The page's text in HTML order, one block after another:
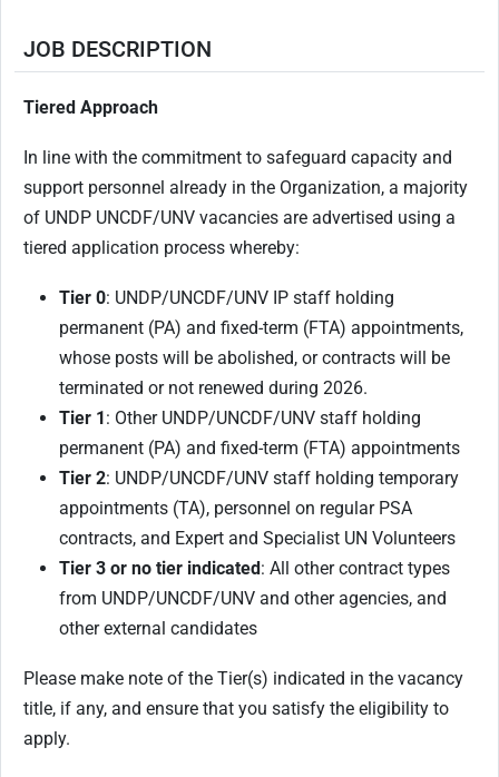
JOB DESCRIPTION
Tiered Approach
In line with the commitment to safeguard capacity and
support personnel already in the Organization, a majority
of UNDP UNCDF/UNV vacancies are advertised using a
tiered application process whereby:
Tier 0: UNDP/UNCDF/UNV IP staff holding
permanent (PA) and fixed-term (FTA) appointments,
whose posts will be abolished, or contracts will be
terminated or not renewed during 2026.
Tier 1 : Other UNDP/UNCDF/UNV staff holding
permanent (PA) and fixed-term (FTA) appointments
Tier 2: UNDP/UNCDF/UNV staff holding temporary
appointments (TA), personnel on regular PSA
contracts, and Expert and Specialist UN Volunteers
Tier 3 or no tier indicated : All other contract types
from UNDP/UNCDF/UNV and other agencies, and
other external candidates
Please make note of the Tier(s) indicated in the vacancy
title, if any, and ensure that you satisfy the eligibility to
apply.